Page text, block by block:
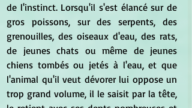
de l'instinct. Lorsqu'il s'est élancé sur de
gros poissons, sur des serpents, des
grenouilles, des oiseaux d'eau, des rats,
de jeunes chats ou même de jeunes
chiens tombés ou jetés à l'eau, et que
l'animal qu'il veut dévorer lui oppose un
trop grand volume, il le saisit par la tête,